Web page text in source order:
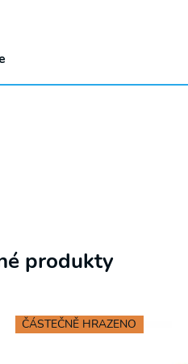
produkty
ČÁSTEČNĚ HRAZENO
akční nabídku